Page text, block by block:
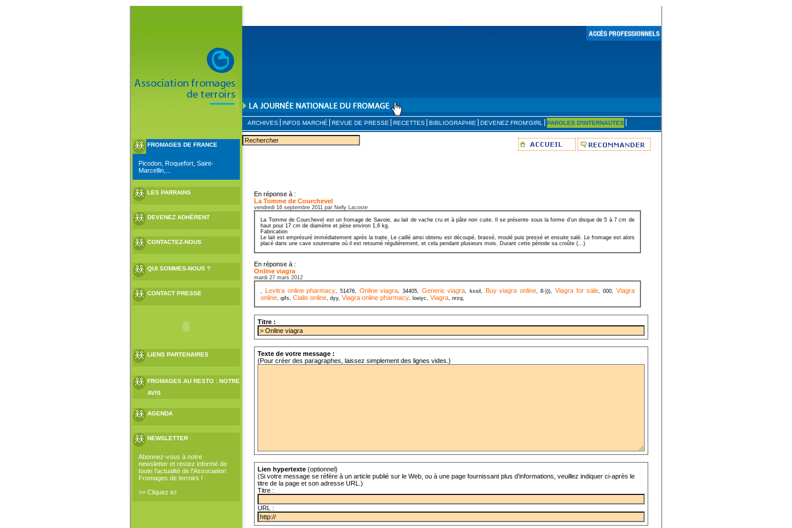
ARCHIVES INFOS MARCHÉ REVUE DE PRESSE RECETTES BIBLIOGRAPHIE DEVENEZ FROM'GIRL PAROLES D'INTERNAUTES
FROMAGES DE FRANCE
Picodon, Roquefort, Saint-
Marcellin,...
LES PARRAINS
DEVENEZ ADHÉRENT
CONTACTEZ-NOUS
QUI SOMMES-NOUS ?
CONTACT PRESSE
LIENS PARTENAIRES
FROMAGES AU RESTO : NOTRE
AVIS
AGENDA
NEWSLETTER
Abonnez-vous à notre
newsletter et restez informé de
toute l'actualité de l'Association
Fromages de terroirs !
>> Cliquez ici
En réponse à :
La Tomme de Courchevel
vendredi 16 septembre 2011 par Nelly Lacoste
La Tomme de Courchevel est un fromage de Savoie, au lait de vache cru et à pâte non cuite. Il se présente sous la forme d’un disque de 5 à 7 cm de
haut pour 17 cm de diamètre et pèse environ 1,6 kg.
Fabrication
Le lait est emprésuré immédiatement après la traite. Le caillé ainsi obtenu est découpé, brassé, moulé puis pressé et ensuite salé. Le fromage est alors
placé dans une cave souterraine où il est retourné régulièrement, et cela pendant plusieurs mois. Durant cette période sa croûte (...)
En réponse à :
Online viagra
mardi 27 mars 2012
, Levitra online pharmacy, 51476, Online viagra, 34405, Generic viagra, kxsil, Buy viagra online, 8-))),Viagra for sale, 000, Viagra
online, qifs,Cialis online, dyy,Viagra online pharmacy, loeiyc,Viagra, nrzq,
Titre :
Texte de votre message :
(Pour créer des paragraphes, laissez simplement des lignes vides.)
Lien hypertexte (optionnel)
(Si votre message se réfère à un article publié sur le Web, ou à une page fournissant plus d'informations, veuillez indiquer ci-après le
titre de la page et son adresse URL.)
Titre :
URL :